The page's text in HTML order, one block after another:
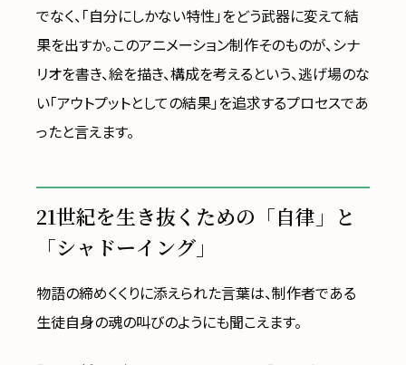
でなく、「自分にしかない特性」をどう武器に変えて結
果を出すか。このアニメーション制作そのものが、シナ
リオを書き、絵を描き、構成を考えるという、逃げ場のな
い「アウトプットとしての結果」を追求するプロセスであ
ったと言えます。
21世紀を生き抜くための「自律」と
「シャドーイング」
物語の締めくくりに添えられた言葉は、制作者である
生徒自身の魂の叫びのようにも聞こえます。